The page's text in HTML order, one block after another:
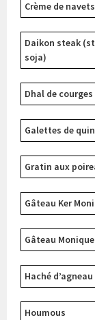
Crème de navets
Daikon steak
soja)
Dhal de courges
Galettes de
Gâteau Ker
Gâteau Monique
Gratin aux
Haché
Houmous